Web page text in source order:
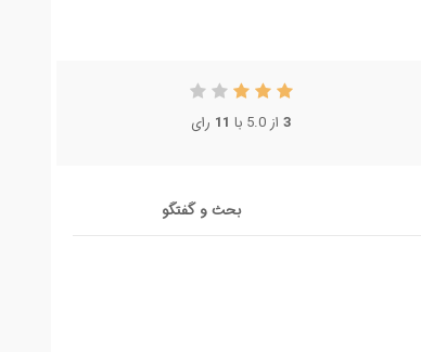
3 از 5.0 با 11 رای
بحث و گفتگو